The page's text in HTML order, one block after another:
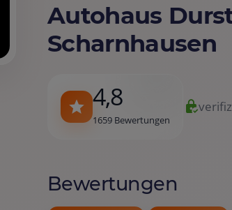
Autohaus
Scharnhausen
4,8
1659 Bewertungen
Bewertungen